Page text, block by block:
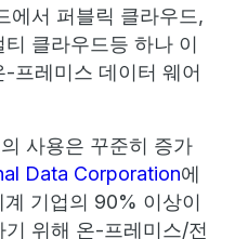
에서 퍼블릭 클라우드,
클라우드등 하나 이
프레미스 데이터 웨어
사용은 꾸준히 증가
Data Corporation에
기업의 90% 이상이
위해 온-프레미스/전